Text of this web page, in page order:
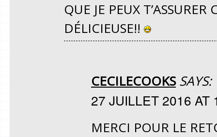
QUE JE PEUX T’ASSURER
DÉLICIEUSE!!
CECILECOOKS SAYS:
27 JUILLET 2016 AT
MERCI POUR LE